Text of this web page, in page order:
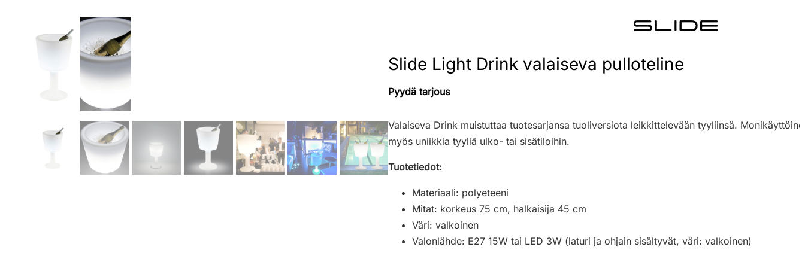
Slide Light Drink valaiseva pulloteline
Pyydä tarjous
Valaiseva Drink muistuttaa tuotesarjansa tuoliversiota leikkittelevään tyyliinsä.
myös uniikkia tyyliä ulko- tai sisätiloihin.
Tuotetiedot:
Materiaali: polyeteeni
Mitat: korkeus 75 cm, halkaisija 45 cm
Väri: valkoinen
Valonlähde: E27 15W tai LED 3W (laturi ja ohjain sisältyvät, väri: valkoinen)